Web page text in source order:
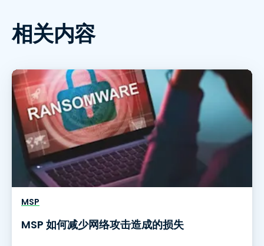
相关内容
MSP
MSP 如何减少网络攻击造成的损失